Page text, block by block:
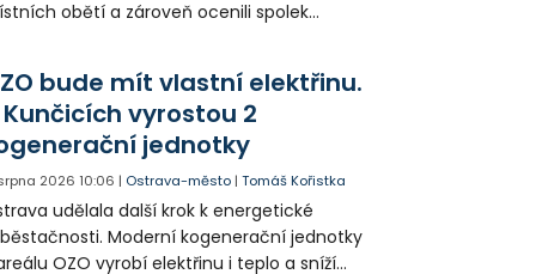
obětí a zároveň ocenili spolek
bude mít vlastní elektřinu.
Kunčicích vyrostou 2
jednotky
2026 10:06 | Ostrava-město |Tomáš Kořistka
udělala další krok k energetické
Moderní kogenerační jednotky
OZO vyrobí elektřinu i teplo a sníží